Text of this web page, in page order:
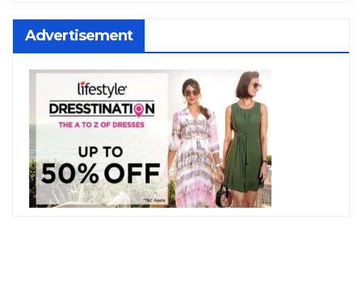
Advertisement